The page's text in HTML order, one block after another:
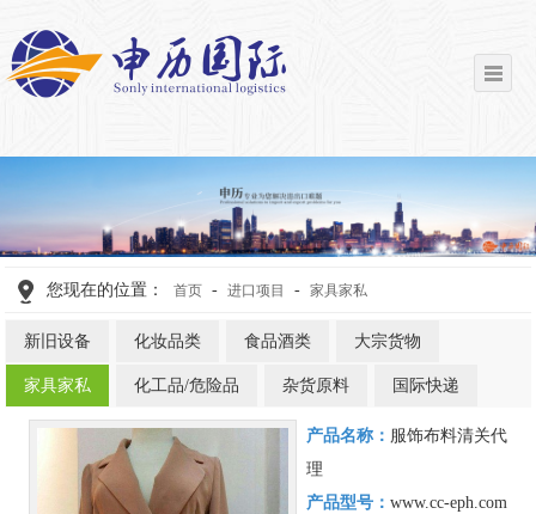
您现在的位置： 首页 - 进口项目 - 家具家私
新旧设备 化妆品类 食品酒类 大宗货物
家具家私 化工品/危险品 杂货原料 国际快递
产品名称： 服饰布料清关代
理
产品型号：www.cc-eph.com